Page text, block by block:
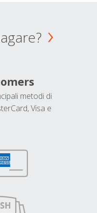
metodi di
Visa e